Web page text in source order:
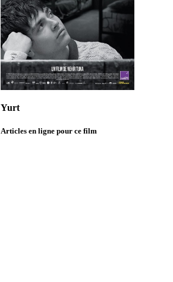
Yurt
Articles en ligne pour ce film